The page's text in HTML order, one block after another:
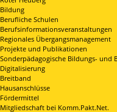
Bildung
Berufliche Schulen
Berufsinformationsveranstaltungen
Regionales Übergangsmanagement
Projekte und Publikationen
Sonderpädagogische Bildungs- und
Digitalisierung
Breitband
Hausanschlüsse
Fördermittel
Mitgliedschaft bei Komm.Pakt.Net.